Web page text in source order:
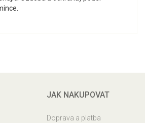
JAK NAKUPOVAT
Doprava a platba